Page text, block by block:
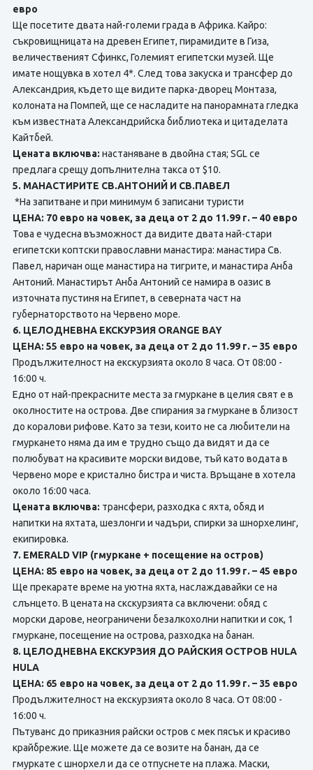
евро
Ще посетите двата най-големи града в Африка. Кайро:
съкровищницата на древен Египет, пирамидите в Гиза,
величественият Сфинкс, Големият египетски музей. Ще
имате нощувка в хотел 4*. След това закуска и трансфер до
Александрия, където ще видите парка-дворец Монтаза,
колоната на Помпей, ще се насладите на панорамната гледка
към известната Александрийска библиотека и цитаделата
Кайтбей.
Цената включва: настаняване в двойна стая; SGL се
предлага срещу допълнителна такса от $10.
5. МАНАСТИРИТЕ СВ.АНТОНИЙ И СВ.ПАВЕЛ
*На запитване и при минимум 6 записани туристи
ЦЕНА: 70 евро на човек, за деца от 2 до 11.99 г. – 40 евро
Това е чудесна възможност да видите двата най-стари
египетски коптски православни манастира: манастира Св.
Павел, наричан още манастира на тигрите, и манастира Анба
Антоний. Манастирът Анба Антоний се намира в оазис в
източната пустиня на Египет, в северната част на
губернаторството на Червено море.
6. ЦЕЛОДНЕВНА ЕКСКУРЗИЯ ORANGE BAY
ЦЕНА: 55 евро на човек, за деца от 2 до 11.99 г. – 35 евро
Продължителност на екскурзията около 8 часа. От 08:00 -
16:00 ч.
Едно от най-прекрасните места за гмуркане в целия свят е в
околностите на острова. Две спирания за гмуркане в близост
до коралови рифове. Като за тези, които не са любители на
гмуркането няма да им е трудно също да видят и да се
полюбуват на красивите морски видове, тъй като водата в
Червено море е кристално бистра и чиста. Връщане в хотела
около 16:00 часа.
Цената включва: трансфери, разходка с яхта, обяд и
напитки на яхтата, шезлонги и чадъри, спирки за шнорхелинг,
екипировка.
7. EMERALD VIP (гмуркане + посещение на остров)
ЦЕНА: 85 евро на човек, за деца от 2 до 11.99 г. – 45 евро
Ще прекарате време на уютна яхта, наслаждавайки се на
слънцето. В цената на скскурзията сa включени: обяд с
морски дарове, неограничени безалкохолни напитки и сок, 1
гмуркане, посещение на острова, разходка на банан.
8. ЦЕЛОДНЕВНА ЕКСКУРЗИЯ ДО РАЙСКИЯ ОСТРОВ HULA
HULA
ЦЕНА: 65 евро на човек, за деца от 2 до 11.99 г. – 35 евро
Продължителност на екскурзията около 8 часа. От 08:00 -
16:00 ч.
Пътуванс до приказния райски остров с мек пясък и красиво
крайбрежие. Ще можете да ce возите на банан, да ce
гмуркате с шнорхел и да ce отпуснете нa плажа. Маски,